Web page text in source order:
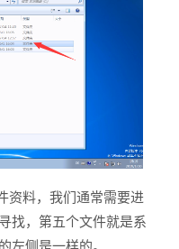
料，我们通常需要进
找，第五个文件就是系